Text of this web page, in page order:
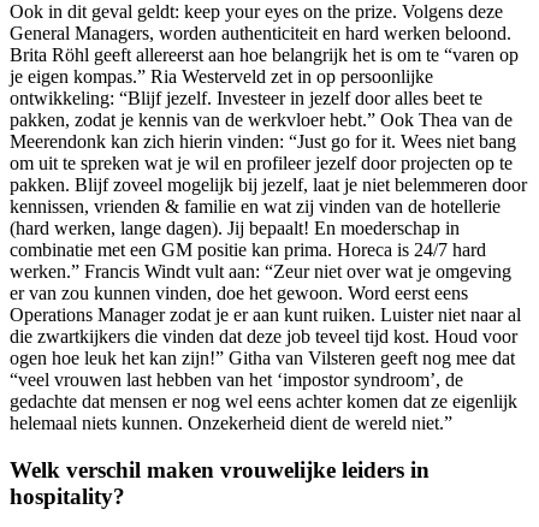
Ook in dit geval geldt: keep your eyes on the prize. Volgens deze
General Managers, worden authenticiteit en hard werken beloond.
Brita Röhl geeft allereerst aan hoe belangrijk het is om te “varen op
je eigen kompas.” Ria Westerveld zet in op persoonlijke
ontwikkeling: “Blijf jezelf. Investeer in jezelf door alles beet te
pakken, zodat je kennis van de werkvloer hebt.” Ook Thea van de
Meerendonk kan zich hierin vinden: “Just go for it. Wees niet bang
om uit te spreken wat je wil en profileer jezelf door projecten op te
pakken. Blijf zoveel mogelijk bij jezelf, laat je niet belemmeren door
kennissen, vrienden & familie en wat zij vinden van de hotellerie
(hard werken, lange dagen). Jij bepaalt! En moederschap in
combinatie met een GM positie kan prima. Horeca is 24/7 hard
werken.” Francis Windt vult aan: “Zeur niet over wat je omgeving
er van zou kunnen vinden, doe het gewoon. Word eerst eens
Operations Manager zodat je er aan kunt ruiken. Luister niet naar al
die zwartkijkers die vinden dat deze job teveel tijd kost. Houd voor
ogen hoe leuk het kan zijn!” Githa van Vilsteren geeft nog mee dat
“veel vrouwen last hebben van het ‘impostor syndroom’, de
gedachte dat mensen er nog wel eens achter komen dat ze eigenlijk
helemaal niets kunnen. Onzekerheid dient de wereld niet.”
Welk verschil maken vrouwelijke leiders in
hospitality?